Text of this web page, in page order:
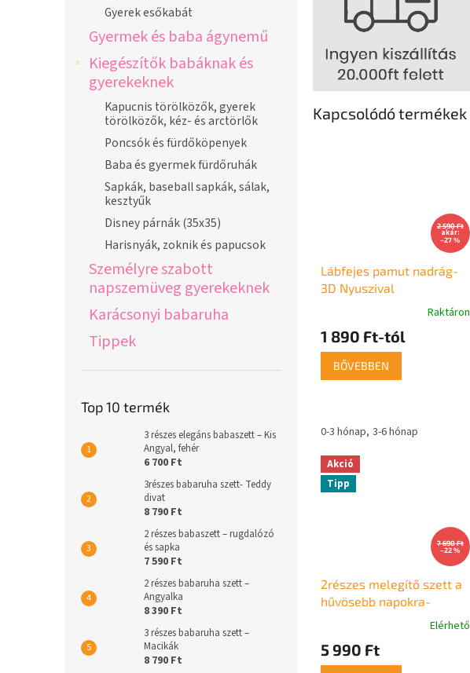
Gyerek esőkabát
Gyermek és baba ágynemű
Kiegészítők babáknak és
gyerekeknek
Kapucnis törölközők, gyerek
törölközők, kéz- és arctörlők
Poncsók és fürdőköpenyek
Baba és gyermek fürdőruhák
Sapkák, baseball sapkák, sálak,
kesztyűk
Disney párnák (35x35)
Harisnyák, zoknik és papucsok
Személyre szabott
napszemüveg gyerekeknek
Karácsonyi babaruha
Tippek
Top 10 termék
3 részes elegáns babaszett – Kis
Angyal, fehér
6 700 Ft
3részes babaruha szett- Teddy
divat
8 790 Ft
2 részes babaszett – rugdalózó
és sapka
7 590 Ft
2 részes babaruha szett –
Angyalka
8 390 Ft
3 részes babaruha szett –
Macikák
8 790 Ft
Kapcsolódó termékek
2 590 Ft
akár:
–27 %
Lábfejes pamut nadrág-
3D Nyuszival
Raktáron
1 890 Ft-tól
BŐVEBBEN
0-3 hónap 3-6 hónap
Akció
Tipp
7 690 Ft
–22 %
2részes melegítő szett a
hűvösebb napokra-
termék
átlagos
Elérhető
5 990 Ft